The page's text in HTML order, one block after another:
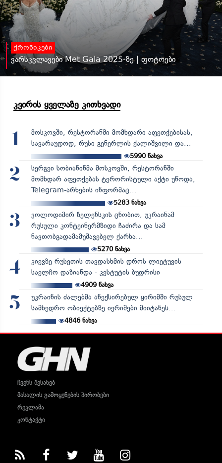
ქრონიკები
ვარსკვლავები Met Gala 2025-ზე | ფოტოები
კვირის ყველაზე კითხვადი
1
მოსკოვში, რესტორანში მომხდარი აფეთქებისას,
სავარაუდოდ, რუსი გენერლის ქალიშვილი და...
5990ნახვა
2
სერგეი სობიანინმა მოსკოვში, რესტორანში
მომხდარ აფეთქებას ტერორისტული აქტი უწოდა,
Telegram-არხების ინფორმაც...
5283ნახვა
3
ვოლოდიმირ ზელენსკის ცნობით, უკრაინამ
რუსული კონტეინერმზიდი ჩაძირა და სამ
ნავთობგადამამუშავებელ ქარხა...
5270ნახვა
4
კიევზე რუსეთის თავდასხმის დროს ლიეტუვის
საელჩო დაზიანდა - კესტუტის ბუდრისი
4909ნახვა
5
უკრაინის ძალებმა ანექსირებულ ყირიმში რუსულ
სამხედრო ობიექტებზე იერიშები მიიტანეს...
4846ნახვა
ჩვენს შესახებ
მასალის გამოყენების პირობები
რეკლამა
კონტაქტი